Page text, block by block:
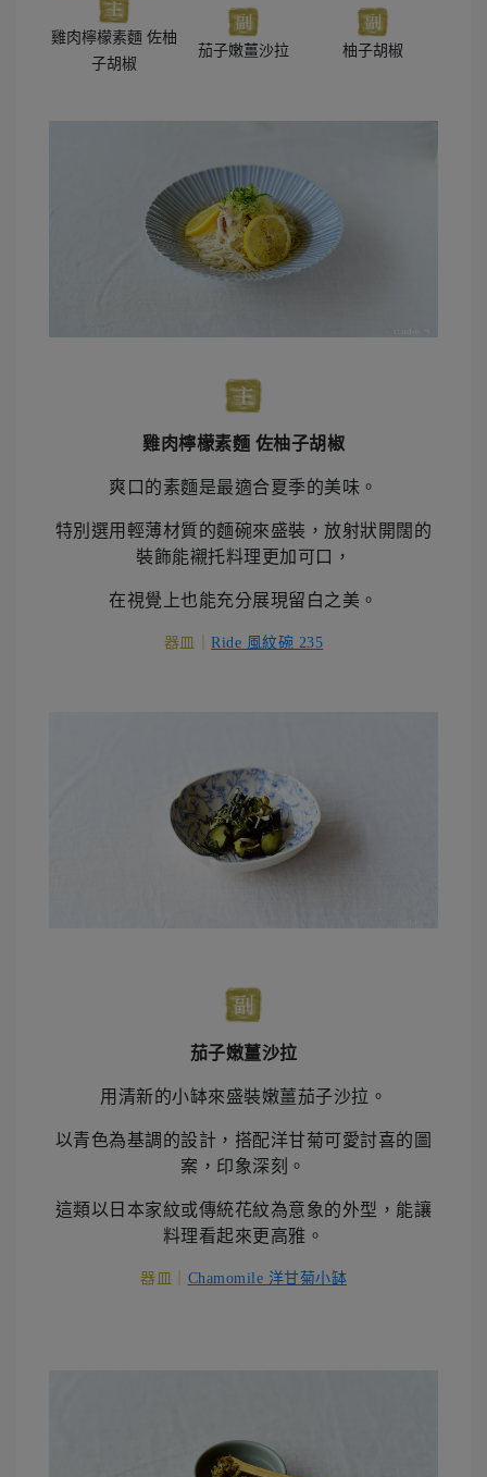
雞肉檸檬素麵 佐柚
子胡椒
茄子嫩薑沙拉 柚子胡椒
雞肉檸檬素麵 佐柚子胡椒
爽口的素麵是最適合夏季的美味。
特別選用輕薄材質的麵碗來盛裝，放射狀開闊的
裝飾能襯托料理更加可口，
在視覺上也能充分展現留白之美。
器皿｜Ride 風紋碗 235
茄子嫩薑沙拉
用清新的小缽來盛裝嫩薑茄子沙拉。
以青色為基調的設計，搭配洋甘菊可愛討喜的圖
案，印象深刻。
這類以日本家紋或傳統花紋為意象的外型，能讓
料理看起來更高雅。
器皿｜ Chamomile 洋甘菊小缽